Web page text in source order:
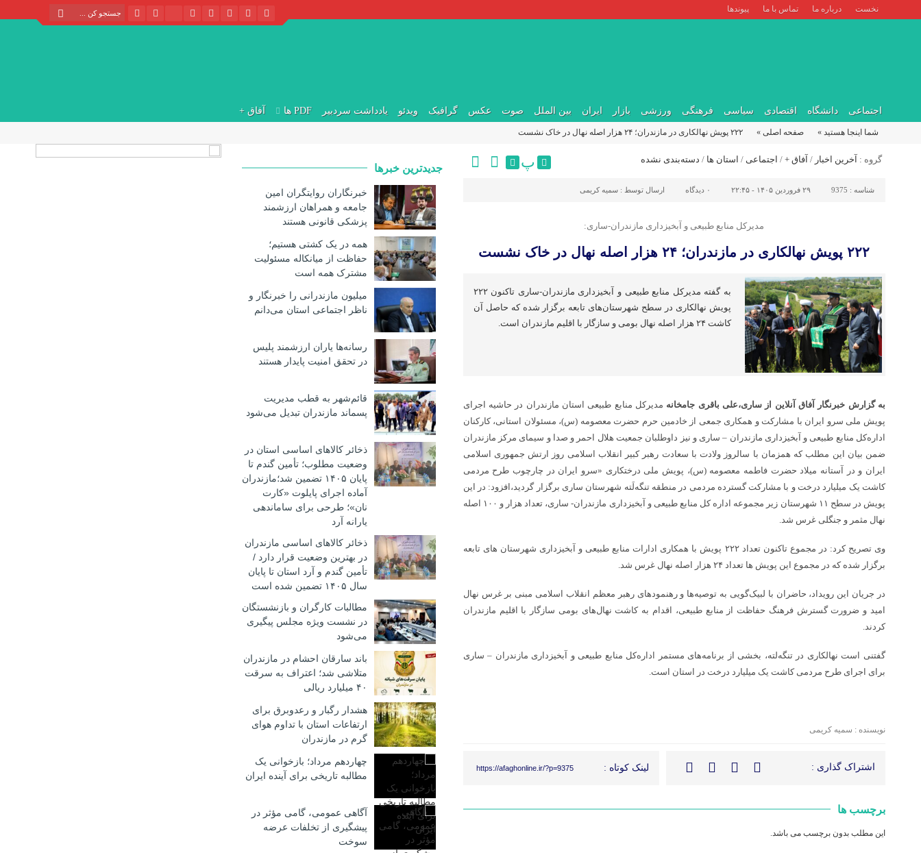
نخست درباره ما تماس با ما پیوندها
اجتماعی دانشگاه اقتصادی سیاسی فرهنگی ورزشی بازار ایران بین الملل صوت عکس گرافیک ویدئو یادداشت سردبیر PDF ها آفاق +
شما اینجا هستید » صفحه اصلی » ۲۲۲ پویش نهالکاری در مازندران؛ ۲۴ هزار اصله نهال در خاک نشست
گروه : آخرین اخبار / آفاق + / اجتماعی / استان ها / دسته‌بندی نشده پ
شناسه : 9375 ۲۹ فروردین ۱۴۰۵ - ۲۲:۴۵ ۰ دیدگاه ارسال توسط : سمیه کریمی
مدیرکل منابع طبیعی و آبخیزداری مازندران-ساری:
۲۲۲ پویش نهالکاری در مازندران؛ ۲۴ هزار اصله نهال در خاک نشست
به گفته مدیرکل منابع طبیعی و آبخیزداری مازندران-ساری تاکنون ۲۲۲
پویش نهالکاری در سطح شهرستان‌های تابعه برگزار شده که حاصل آن
کاشت ۲۴ هزار اصله نهال بومی و سازگار با اقلیم مازندران است.
به گزارش خبرنگار آفاق آنلاین از ساری،علی باقری جامخانه مدیرکل منابع طبیعی استان مازندران در حاشیه اجرای
پویش ملی سرو ایران با مشارکت و همکاری جمعی از خادمین حرم حضرت معصومه (س)، مسئولان استانی، کارکنان
اداره‌کل منابع طبیعی و آبخیزداری مازندران – ساری و نیز داوطلبان جمعیت هلال احمر و صدا و سیمای مرکز مازندران
ضمن بیان این مطلب که همزمان با سالروز ولادت با سعادت رهبر کبیر انقلاب اسلامی روز ارتش جمهوری اسلامی
ایران و در آستانه میلاد حضرت فاطمه معصومه (س)، پویش ملی درختکاری «سرو ایران در چارچوب طرح مردمی
کاشت یک میلیارد درخت و با مشارکت گسترده مردمی در منطقه تنگه‌لَته شهرستان ساری برگزار گردید،افزود: در این
پویش در سطح ۱۱ شهرستان زیر مجموعه اداره کل منابع طبیعی و آبخیزداری مازندران- ساری، تعداد هزار و ۱۰۰ اصله
نهال مثمر و جنگلی غرس شد.
وی تصریح کرد: در مجموع تاکنون تعداد ۲۲۲ پویش با همکاری ادارات منابع طبیعی و آبخیزداری شهرستان های تابعه
برگزار شده که در مجموع این پویش ها تعداد ۲۴ هزار اصله نهال غرس شد.
در جریان این رویداد، حاضران با لبیک‌گویی به توصیه‌ها و رهنمودهای رهبر معظم انقلاب اسلامی مبنی بر غرس نهال
امید و ضرورت گسترش فرهنگ حفاظت از منابع طبیعی، اقدام به کاشت نهال‌های بومی سازگار با اقلیم مازندران
کردند.
گفتنی است نهالکاری در تنگه‌لته، بخشی از برنامه‌های مستمر اداره‌کل منابع طبیعی و آبخیزداری مازندران – ساری
برای اجرای طرح مردمی کاشت یک میلیارد درخت در استان است.
نویسنده : سمیه کریمی
اشتراک گذاری : لینک کوتاه : https://afaghonline.ir/?p=9375
برچسب ها
این مطلب بدون برچسب می باشد.
جدیدترین خبرها
خبرنگاران روایتگران امین
جامعه و همراهان ارزشمند
پزشکی قانونی هستند
همه در یک کشتی هستیم؛
حفاظت از میانکاله مسئولیت
مشترک همه است
میلیون مازندرانی را خبرنگار و
ناظر اجتماعی استان می‌دانم
رسانه‌ها یاران ارزشمند پلیس
در تحقق امنیت پایدار هستند
قائم‌شهر به قطب مدیریت
پسماند مازندران تبدیل می‌شود
ذخائر کالاهای اساسی استان در
وضعیت مطلوب؛ تأمین گندم تا
پایان ۱۴۰۵ تضمین شد؛مازندران
آماده اجرای پایلوت «کارت
نان»؛ طرحی برای ساماندهی
یارانه آرد
ذخائر کالاهای اساسی مازندران
در بهترین وضعیت قرار دارد /
تأمین گندم و آرد استان تا پایان
سال ۱۴۰۵ تضمین شده است
مطالبات کارگران و بازنشستگان
در نشست ویژه مجلس پیگیری
می‌شود
باند سارقان احشام در مازندران
متلاشی شد؛ اعتراف به سرقت
۴۰ میلیارد ریالی
هشدار رگبار و رعدوبرق برای
ارتفاعات استان با تداوم هوای
گرم در مازندران
چهاردهم مرداد؛ بازخوانی یک
مطالبه تاریخی برای آینده ایران
آگاهی عمومی، گامی مؤثر در
پیشگیری از تخلفات عرضه
سوخت